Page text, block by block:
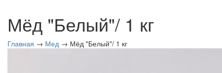
Мёд "Белый"/ 1 кг
Главная → Мед → Мёд "Белый"/ 1 кг